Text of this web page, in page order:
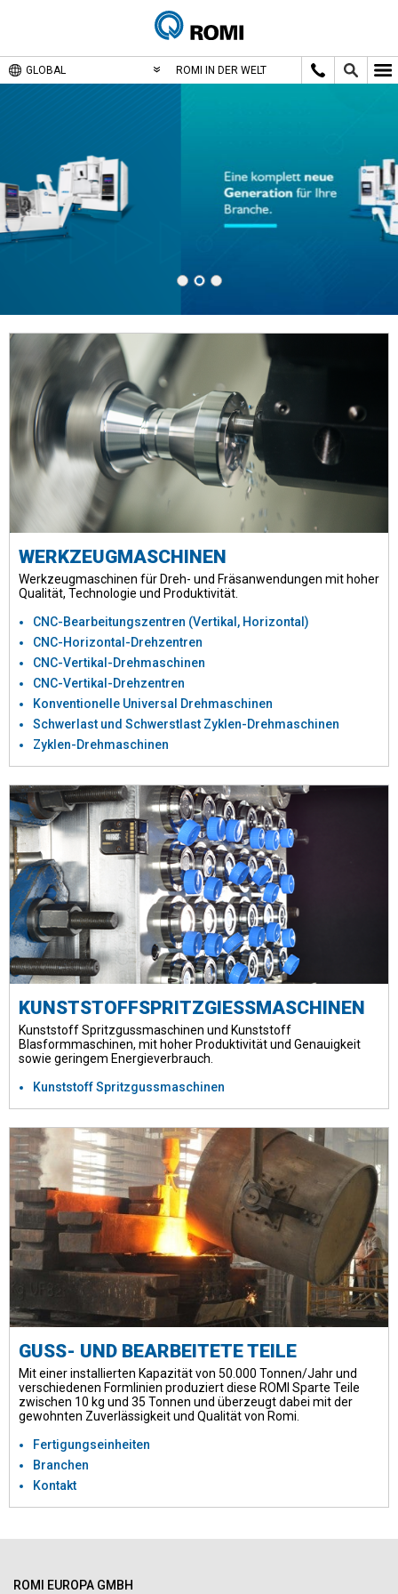
GLOBAL ROMI IN DER WELT
WERKZEUGMASCHINEN
Werkzeugmaschinen für Dreh- und Fräsanwendungen mit hoher
Qualität, Technologie und Produktivität.
CNC-Bearbeitungszentren (Vertikal, Horizontal)
CNC-Horizontal-Drehzentren
CNC-Vertikal-Drehmaschinen
CNC-Vertikal-Drehzentren
Konventionelle Universal Drehmaschinen
Schwerlast und Schwerstlast Zyklen-Drehmaschinen
Zyklen-Drehmaschinen
KUNSTSTOFFSPRITZGIESSMASCHINEN
Kunststoff Spritzgussmaschinen und Kunststoff
Blasformmaschinen, mit hoher Produktivität und Genauigkeit
sowie geringem Energieverbrauch.
Kunststoff Spritzgussmaschinen
GUSS- UND BEARBEITETE TEILE
Mit einer installierten Kapazität von 50.000 Tonnen/Jahr und
verschiedenen Formlinien produziert diese ROMI Sparte Teile
zwischen 10 kg und 35 Tonnen und überzeugt dabei mit der
gewohnten Zuverlässigkeit und Qualität von Romi.
Fertigungseinheiten
Branchen
Kontakt
ROMI EUROPA GMBH